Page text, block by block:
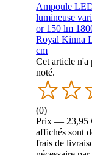
Ampoule
lumineuse
or 150 lm
Royal Kinna
cm
Cet article n'a
noté.
(0)
Prix — 23,95
affichés sont
frais de